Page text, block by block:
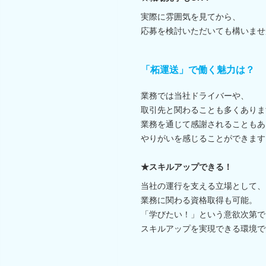
実際に雰囲気を見てから、
応募を検討いただいても構いま
「柘運送」で働く魅力は？
業務では当社ドライバーや、
取引先と関わることも多くありま
業務を通じて感謝されることもあ
やりがいを感じることができます
★スキルアップできる！
当社の運行を支える立場として、
業務に関わる資格取得も可能。
「学びたい！」という意欲次第で
スキルアップを実現できる環境で